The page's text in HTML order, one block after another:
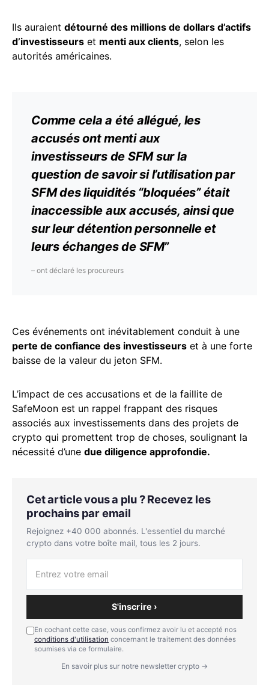
Ils auraient détourné des millions de dollars d’actifs
d’investisseurs et menti aux clients, selon les
autorités américaines.
Comme cela a été allégué, les
accusés ont menti aux
investisseurs de SFM sur la
question de savoir si l’utilisation par
SFM desliquidités“bloquées” était
inaccessible aux accusés, ainsi que
sur leur détention personnelle et
leurs échanges de SFM”
– ont déclaré les procureurs
Ces événements ont inévitablement conduit à une
perte de confiance des investisseurs et à une forte
baisse de la valeur du jeton SFM.
L’impact de ces accusations et de la faillite de
SafeMoon est un rappel frappant des risques
associés aux investissements dans des projets de
crypto qui promettent trop de choses, soulignant la
nécessité d’une due diligence approfondie.
Cet article vous a plu ? Recevez les
prochains par email
Rejoignez +40 000 abonnés. L'essentiel du marché
crypto dans votre boîte mail, tous les 2 jours.
S'inscrire ›
En cochant cette case, vous confirmez avoir lu et accepté nos
conditions d'utilisation concernant le traitement des données
soumises via ce formulaire.
En savoir plus sur notre newsletter crypto →